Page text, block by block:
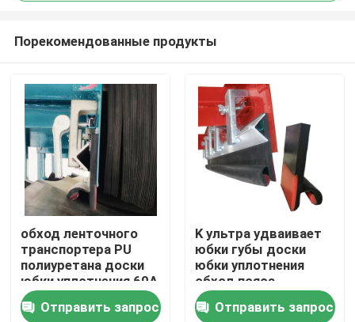
Главная страница
Продукция
Ролики
Порекомендованные продукты
обход ленточного
транспортера PU
полиуретана доски
юбки уплотнения 60A
70A двойной
Отправить запрос
K ультра удваивает
юбки губы доски
юбки уплотнения
обход пояса
полиуретана двойной
резиновый
Отправить запрос